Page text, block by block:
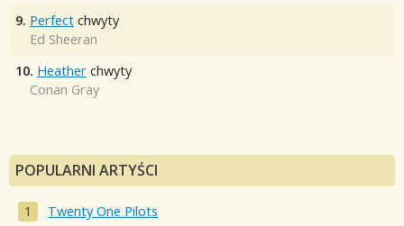
9. Perfect chwyty
Ed Sheeran
10. Heather chwyty
Conan Gray
POPULARNI ARTYŚCI
Twenty One Pilots